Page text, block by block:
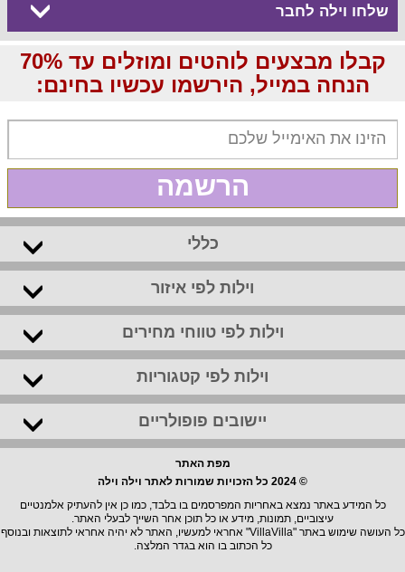
שלחו וילה לחבר
קבלו מבצעים לוהטים ומוזלים עד 70%
הנחה במייל, הירשמו עכשיו בחינם:
הרשמה
כללי
וילות לפי איזור
וילות לפי טווחי מחירים
וילות לפי קטגוריות
יישובים פופולריים
מפת האתר
© 2024 כל הזכויות שמורות לאתר וילה וילה
כל המידע באתר נמצא באחריות המפרסמים בו בלבד, כמו כן אין להעתיק אלמנטיים
עיצוביים, תמונות, מידע או כל תוכן אחר השייך לבעלי האתר.
כל העושה שימוש באתר "VillaVilla" אחראי למעשיו, האתר לא יהיה אחראי לתוצאות ובנוסף
כל הכתוב בו הוא בגדר המלצה.